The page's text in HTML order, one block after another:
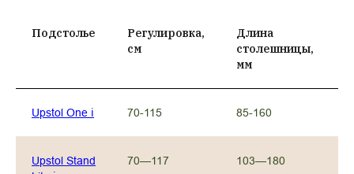
Подстолье
Регулировка,
см
Длина
столешницы,
мм
Upstol One ℹ︎ 70-115 85-160
Upstol Stand
70—117 103—180